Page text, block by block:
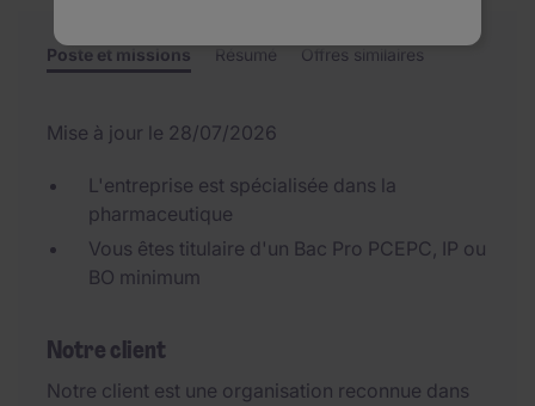
Poste et missions Résumé Offres similaires
Mise à jour le 28/07/2026
L'entreprise est spécialisée dans la
pharmaceutique
Vous êtes titulaire d'un Bac Pro PCEPC, IP ou
BO minimum
Notre client
Notre client est une organisation reconnue dans